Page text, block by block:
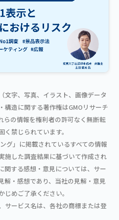
文字、写真、イラスト、画像データ
構造に関する著作権はGMOリサーチ
らの情報を権利者の許可なく無断転
禁じられています。
グ」に掲載されているすべての情報
施した調査結果に基づいて作成され
関する感想・意見については、サー
解・感想であり、当社の見解・意見
めご了承ください。
サービス名は、各社の商標または登